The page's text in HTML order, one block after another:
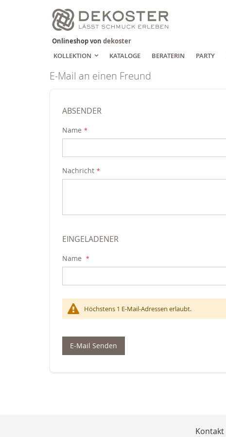
Zum
Inhalt
springen
Onlineshop von dekoster
KOLLEKTION
KATALOGE BERATERIN PARTY
E-Mail an einen Freund
ABSENDER
Name
Nachricht
EINGELADENER
Name
Höchstens 1 E-Mail-Adressen erlaubt.
E-Mail Senden
Kontakt